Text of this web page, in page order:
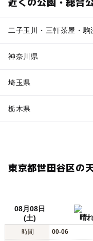
二子玉川・三軒茶屋・駒
神奈川県
埼玉県
栃木県
東京都世田谷区の
08月08日
(土)
晴
時間 00-06